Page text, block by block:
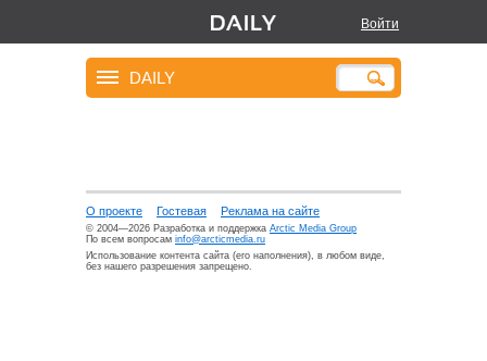
Войти
DAILY
О проекте Гостевая Реклама на сайте
© 2004—2026 Разработка и поддержка Arctic Media Group
По всем вопросам info@arcticmedia.ru
Использование контента сайта (его наполнения), в любом виде,
без нашего разрешения запрещено.